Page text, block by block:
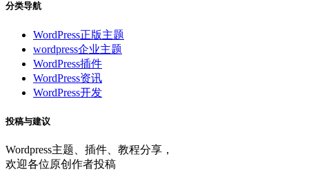
分类导航
WordPress正版主题
wordpress企业主题
WordPress插件
WordPress资讯
WordPress开发
投稿与建议
Wordpress主题、插件、教程分享，
欢迎各位原创作者投稿